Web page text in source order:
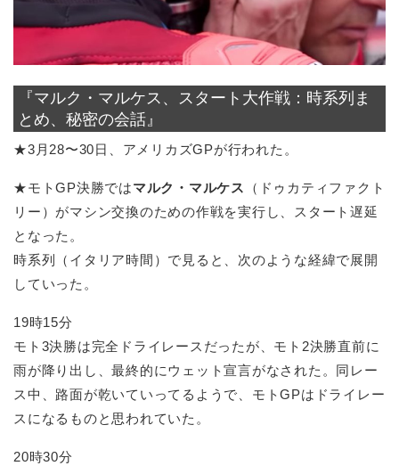
『マルク・マルケス、スタート大作戦：時系列ま
とめ、秘密の会話』
★3月28〜30日、アメリカズGPが行われた。
★モトGP決勝ではマルク・マルケス
（ドゥカティファクト
リー）がマシン交換のための作戦を実行し、スタート遅延
となった。
時系列（イタリア時間）で見ると、次のような経緯で展開
していった。
19時15分
モト3決勝は完全ドライレースだったが、モト2決勝直前に
雨が降り出し、最終的にウェット宣言がなされた。同レー
ス中、路面が乾いていってるようで、モトGPはドライレー
スになるものと思われていた。
20時30分